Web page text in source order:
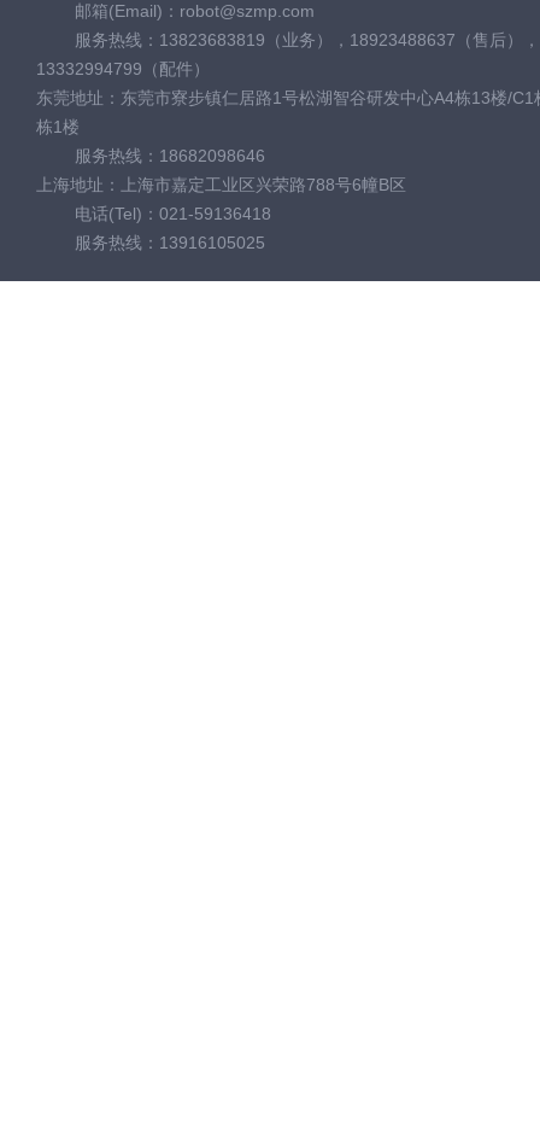
邮箱(Email)：robot@szmp.com
服务热线：13823683819（业务），18923488637（售后），
13332994799（配件）
东莞地址：东莞市寮步镇仁居路1号松湖智谷研发中心A4栋13楼/C1
栋1楼
服务热线：18682098646
上海地址：上海市嘉定工业区兴荣路788号6幢B区
电话(Tel)：021-59136418
服务热线：13916105025